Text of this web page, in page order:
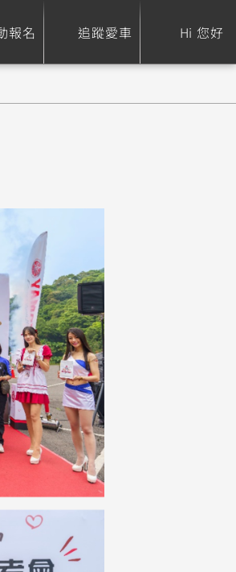
報名 追蹤愛車 Hi 您好
155
X
JOG
125